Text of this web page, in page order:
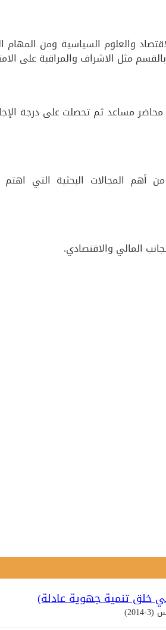
والعلوم السياسية ومن
مثل الاشراف والمراقبة على
مساعد ثم تحصلت على درجة
أهم المجالات البحثية التي
المالي والاقتصادي.
خلق تنمية جهوية عادلة)